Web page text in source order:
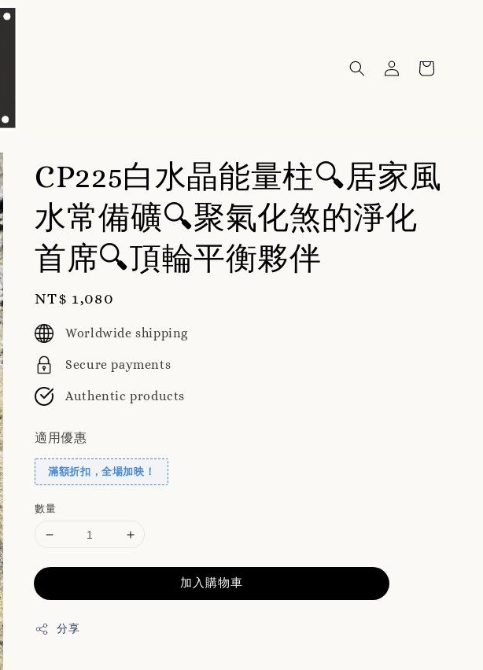
CP225白水晶能量柱🔍居家風
水常備礦🔍聚氣化煞的淨化
首席🔍頂輪平衡夥伴
Regular
price
NT$ 1,080
Worldwide shipping
Secure payments
Authentic products
適用優惠
滿額折扣，全場加映！
數量
加入購物車
分享